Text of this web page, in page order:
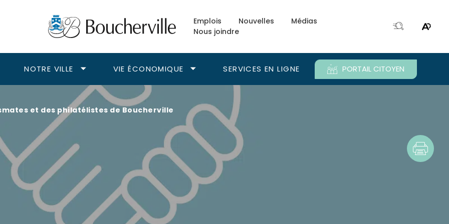
Emplois Nouvelles
Médias
Nous joindre
fenêtre
de
recherche.
NOTRE VILLE
le
sous-
menu
Notre
VIE ÉCONOMIQUE
le
Vie
économique.
SERVICES EN LIGNE PORTAIL CITOYEN
et des philatélistes de Boucherville